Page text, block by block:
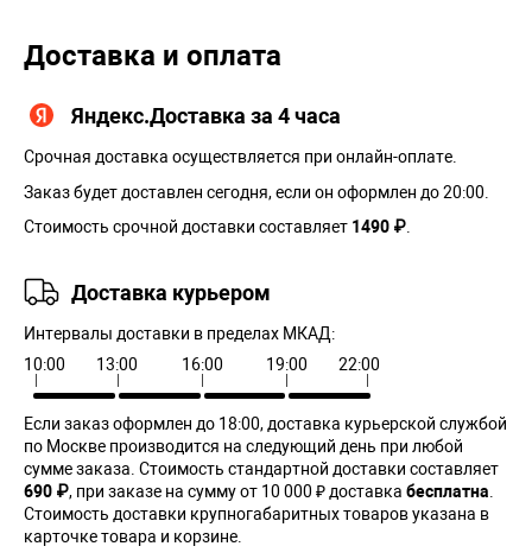
Доставка и оплата
Яндекс.Доставка за 4 часа
Срочная доставка осуществляется при онлайн-оплате.
Заказ будет доставлен сегодня, если он оформлен до 20:00.
Стоимость срочной доставки составляет 1490 ₽.
Доставка курьером
Интервалы доставки в пределах МКАД:
10:00
13:00 16:00 19:00 22:00
Если заказ оформлен до 18:00, доставка курьерской службой
по Москве производится на следующий день при любой
сумме заказа. Cтоимость стандартной доставки составляет
690 ₽, при заказе на сумму от 10 000 ₽ доставка бесплатна.
Стоимость доставки крупногабаритных товаров указана в
карточке товара и корзине.